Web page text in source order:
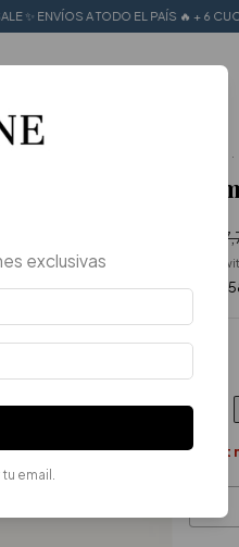
PAÍS 🔥 + 6 CUOTAS SIN INTERES
Price
SIZE
Don´t
exclusivas
email.